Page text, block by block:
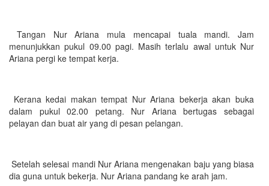
Tangan Nur Ariana mula mencapai tuala mandi. Jam
menunjukkan pukul 09.00 pagi. Masih terlalu awal untuk Nur
Ariana pergi ke tempat kerja.
Kerana kedai makan tempat Nur Ariana bekerja akan buka
dalam pukul 02.00 petang. Nur Ariana bertugas sebagai
pelayan dan buat air yang di pesan pelangan.
Setelah selesai mandi Nur Ariana mengenakan baju yang biasa
dia guna untuk bekerja. Nur Ariana pandang ke arah jam.